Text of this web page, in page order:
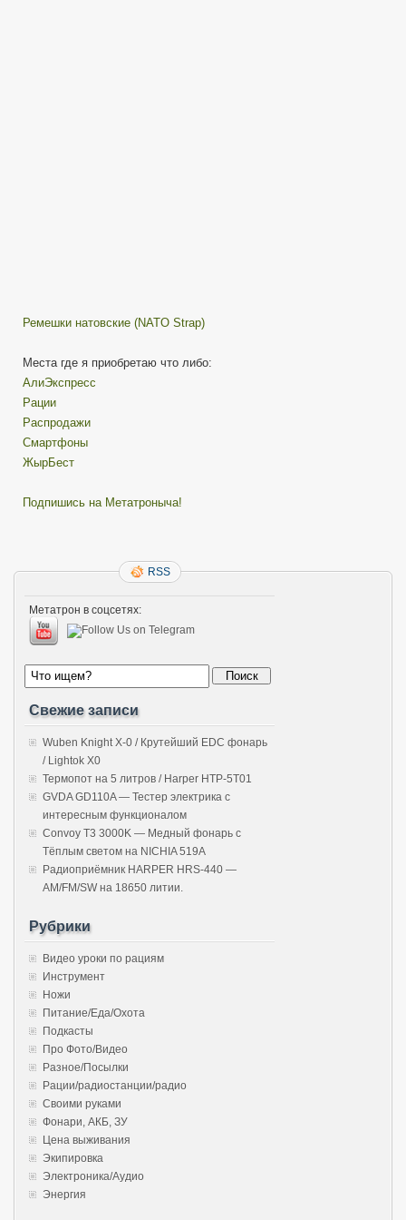
Ремешки натовские (NATO Strap)
Места где я приобретаю что либо:
АлиЭкспресс
Рации
Распродажи
Смартфоны
ЖырБест
Подпишись на Метатроныча!
RSS
Метатрон в соцсетях:
Свежие записи
Wuben Knight X-0 / Крутейший EDC фонарь
/ Lightok X0
Термопот на 5 литров / Harper HTP-5T01
GVDA GD110A — Тестер электрика с
интересным функционалом
Convoy T3 3000K — Медный фонарь с
Тёплым светом на NICHIA 519A
Радиоприёмник HARPER HRS-440 —
AM/FM/SW на 18650 литии.
Рубрики
Видео уроки по рациям
Инструмент
Ножи
Питание/Еда/Охота
Подкасты
Про Фото/Видео
Разное/Посылки
Рации/радиостанции/радио
Своими руками
Фонари, АКБ, ЗУ
Цена выживания
Экипировка
Электроника/Аудио
Энергия